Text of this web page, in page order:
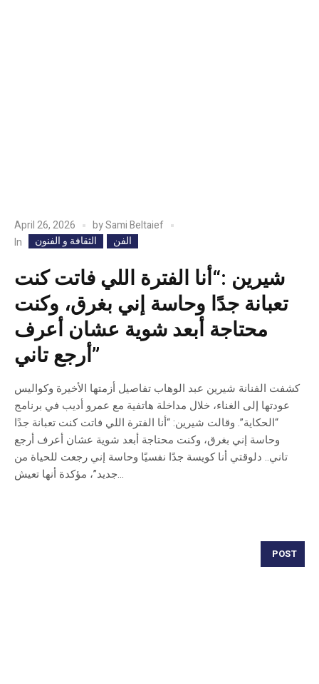
April 26, 2026 bySami Beltaief
In
الثقافة و الفنون الفن
شيرين :“أنا الفترة اللي فاتت كنت
تعبانة جدًا وحاسة إني بغرق، وكنت
محتاجة أبعد شوية عشان أعرف
أرجع تاني”
كشفت الفنانة شيرين عبد الوهاب تفاصيل أزمتها الأخيرة وكواليس
عودتها إلى الغناء، خلال مداخلة هاتفية مع عمرو أديب في برنامج
“الحكاية”. وقالت شيرين: “أنا الفترة اللي فاتت كنت تعبانة جدًا
وحاسة إني بغرق، وكنت محتاجة أبعد شوية عشان أعرف أرجع
تاني.. دلوقتي أنا كويسة جدًا نفسيًا وحاسة إني رجعت للحياة من
جديد”، مؤكدة أنها تعيش...
POST